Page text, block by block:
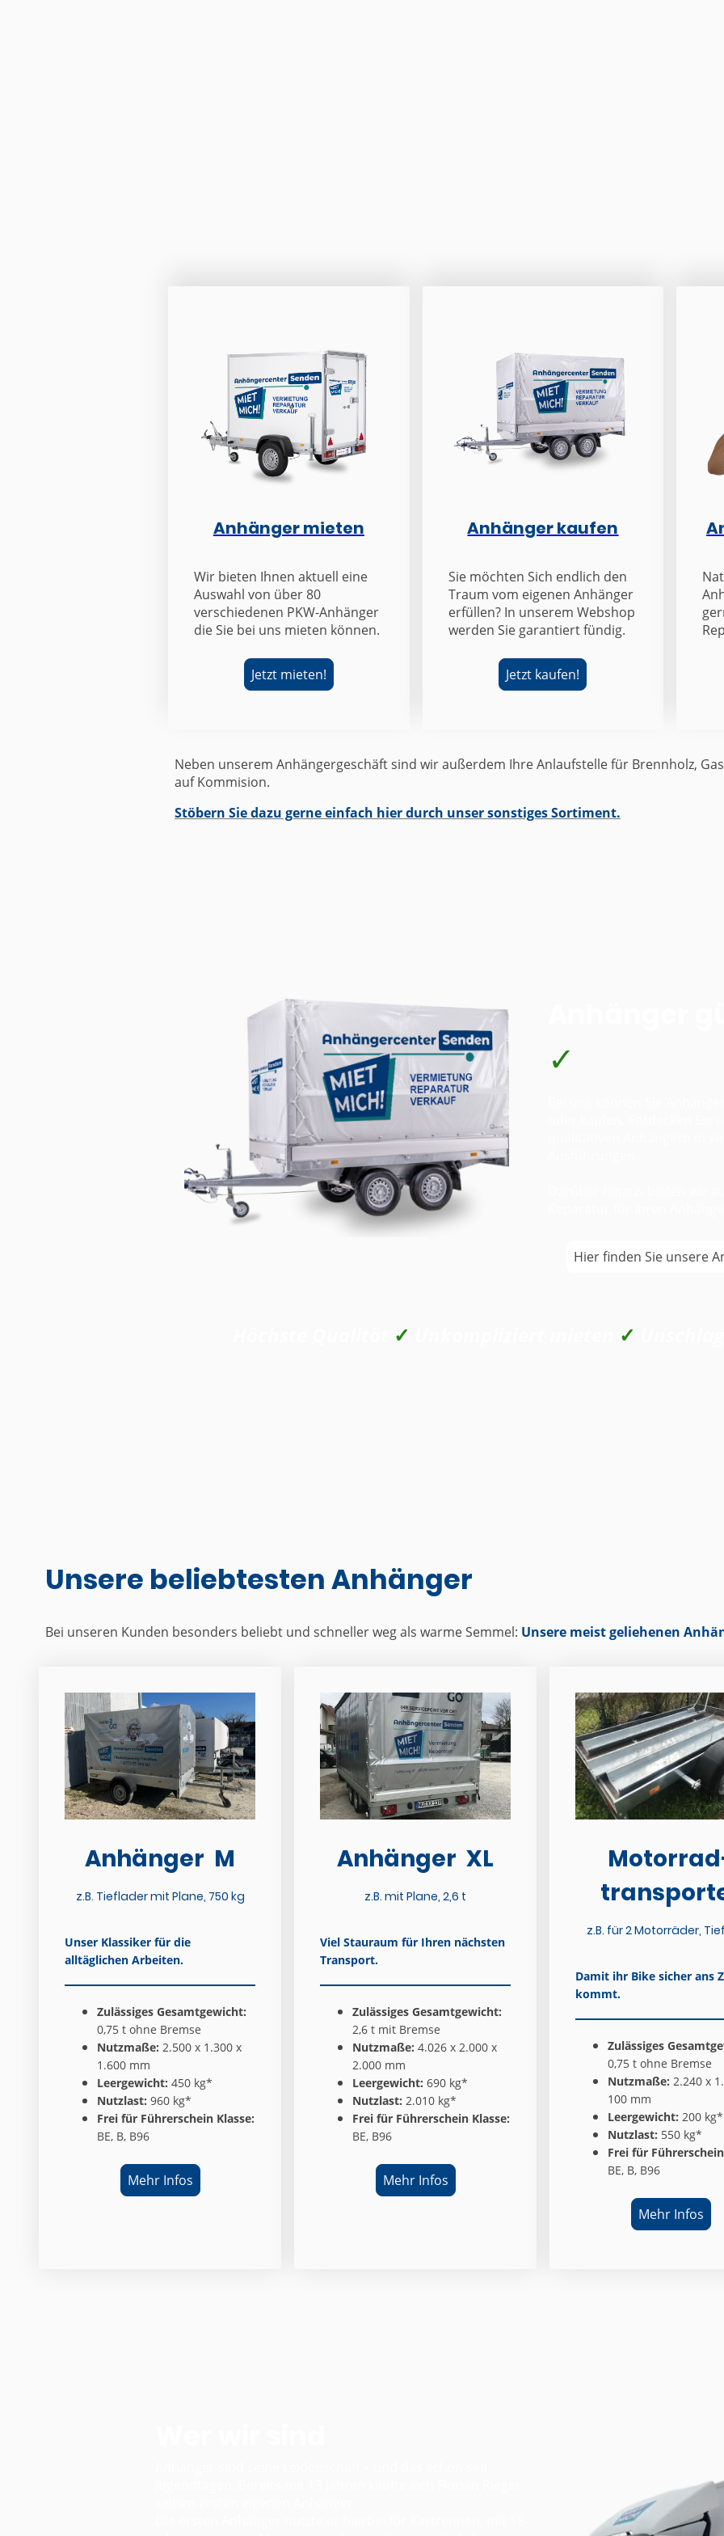
Anhänger mieten
Wir bieten Ihnen aktuell eine
Auswahl von über 80
verschiedenen PKW-Anhänger
die Sie bei uns mieten können.
Jetzt mieten!
Anhänger kaufen
Sie möchten Sich endlich den
Traum vom eigenen Anhänger
erfüllen? In unserem Webshop
werden Sie garantiert fündig.
Jetzt kaufen!
Neben unserem Anhängergeschäft sind wir außerdem Ihre Anlaufstelle für Brennholz,
auf Kommision.
Stöbern Sie dazu gerne einfach hier durch unser sonstiges Sortiment.
✓
Hier finden Sie unsere
✓ ✓
Unsere beliebtestenAnhänger
Bei unseren Kunden besonders beliebt und schneller weg als warme Semmel: Unsere meist geliehenen
Anhänger M
z.B. Tieflader mit Plane, 750 kg
Unser Klassiker für die
alltäglichen Arbeiten.
Zulässiges Gesamtgewicht:
0,75 t ohne Bremse
Nutzmaße: 2.500 x 1.300 x
1.600 mm
Leergewicht: 450 kg*
Nutzlast: 960 kg*
Frei für Führerschein Klasse:
BE, B, B96
Mehr Infos
Anhänger XL
z.B. mit Plane, 2,6 t
Viel Stauraum für Ihren nächsten
Transport.
Zulässiges Gesamtgewicht:
2,6 t mit Bremse
Nutzmaße: 4.026 x 2.000 x
2.000 mm
Leergewicht: 690 kg*
Nutzlast: 2.010 kg*
Frei für Führerschein Klasse:
BE, B96
Mehr Infos
z.B. für 2 Motorräder,
Damit ihr Bike sicher ans
kommt.
Zulässiges
0,75 t ohne Bremse
Nutzmaße: 2.240 x
100 mm
Leergewicht: 200 kg*
Nutzlast: 550 kg*
Frei für
BE, B, B96
Mehr Infos